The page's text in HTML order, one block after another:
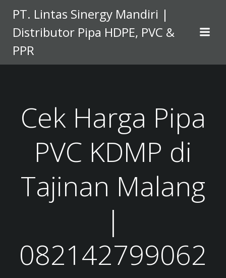
to
content
PT. Lintas Sinergy Mandiri |
Distributor Pipa HDPE, PVC &
PPR
Cek Harga Pipa
PVC KDMP di
Tajinan Malang
|
082142799062